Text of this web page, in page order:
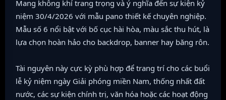
Mang không khí trang trọng và ý nghĩa đến sự kiện kỷ
niệm 30/4/2026 với mẫu pano thiết kế chuyên nghiệp.
Mẫu số 6 nổi bật với bố cục hài hòa, màu sắc thu hút, là
lựa chọn hoàn hảo cho backdrop, banner hay băng rôn.
Tài nguyên này cực kỳ phù hợp để trang trí cho các buổi
lễ kỷ niệm ngày Giải phóng miền Nam, thống nhất đất
nước, các sự kiện chính trị, văn hóa hoặc các hoạt động